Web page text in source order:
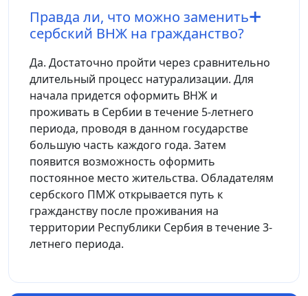
Правда ли, что можно заменить
сербский ВНЖ на гражданство?
Да. Достаточно пройти через сравнительно
длительный процесс натурализации. Для
начала придется оформить ВНЖ и
проживать в Сербии в течение 5-летнего
периода, проводя в данном государстве
большую часть каждого года. Затем
появится возможность оформить
постоянное место жительства. Обладателям
сербского ПМЖ открывается путь к
гражданству после проживания на
территории Республики Сербия в течение 3-
летнего периода.